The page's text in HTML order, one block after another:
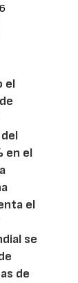
el
en el
el
se
de